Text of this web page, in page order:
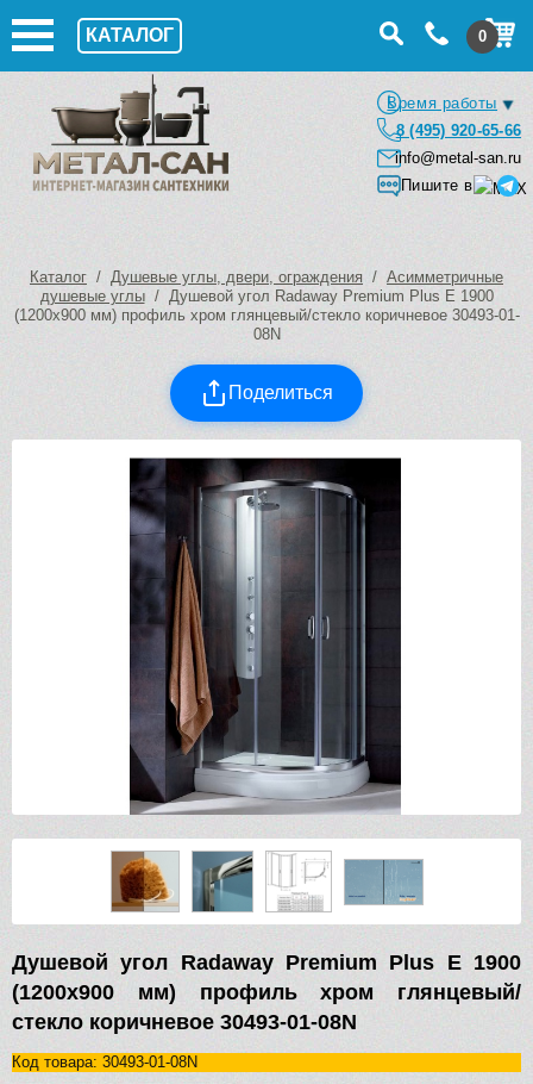
КАТАЛОГ 0
Время работы
8 (495) 920-65-66
info@metal-san.ru
Пишите в
Каталог / Душевые углы, двери, ограждения / Асимметричные
душевые углы/ Душевой угол Radaway Premium Plus E 1900
(1200х900 мм) профиль хром глянцевый/стекло коричневое 30493-01-
08N
Поделиться
Душевой угол Radaway Premium Plus E 1900
(1200х900 мм) профиль хром глянцевый/
стекло коричневое 30493-01-08N
Код товара: 30493-01-08N